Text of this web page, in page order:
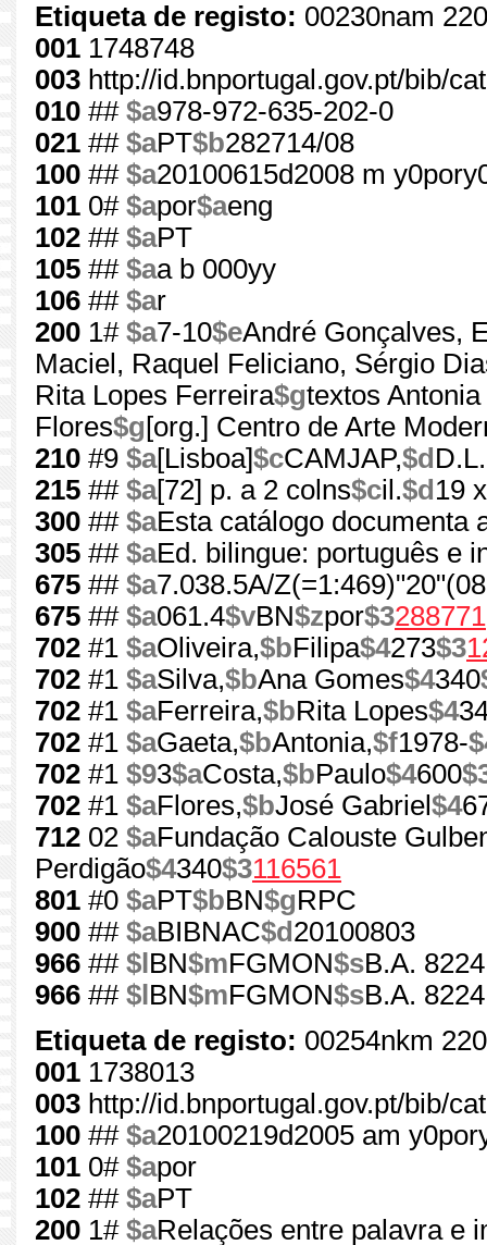
Etiqueta de registo: 00230nam
001 1748748
003 http://id.bnportugal.gov.pt/bib/
010 ## $a978-972-635-202-0
021 ## $aPT$b282714/08
100 ## $a20100615d2008 m
101 0# $apor$aeng
102 ## $aPT
105 ## $aa b 000yy
106 ## $ar
200 1# $a7-10$eAndré Gonçalves,
Maciel, Raquel Feliciano, Sérgio
Rita Lopes Ferreira$gtextos
Flores$g [org.] Centro de Arte
210 #9 $a[Lisboa]$cCAMJAP,$d
215 ## $a[72] p. a 2 colns$cil.$d 19
300 ## $aEsta catálogo documenta
305 ## $aEd. bilingue: português e
675 ## $a7.038.5A/
675 ## $a061.4$vBN$zpor$3288771
702 #1 $aOliveira,$bFilipa$4273$3
702 #1 $aSilva,$bAna Gomes$4340
702 #1 $aFerreira,$bRita Lopes$4
702 #1 $aGaeta,$bAntonia,$f1978-
702 #1 $93$aCosta,$bPaulo$4600
702 #1 $aFlores,$bJosé Gabriel $4
712 02 $aFundação Calouste
Perdigão$4340$3116561
801 #0 $aPT$bBN$gRPC
900 ## $aBIBNAC$d 20100803
966 ## $l BN$mFGMON$sB.A.
966 ## $l BN$mFGMON$sB.A.
Etiqueta de registo: 00254nkm
001 1738013
003 http://id.bnportugal.gov.pt/bib/
100 ## $a20100219d2005 am
101 0# $apor
102 ## $aPT
200 1# $aRelações entre palavra e